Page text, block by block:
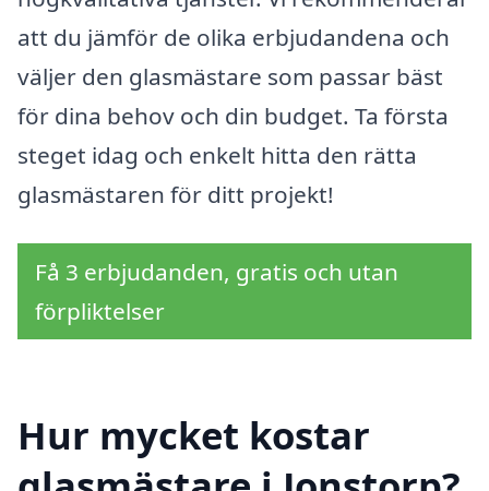
att du jämför de olika erbjudandena och
väljer den glasmästare som passar bäst
för dina behov och din budget. Ta första
steget idag och enkelt hitta den rätta
glasmästaren för ditt projekt!
Få 3 erbjudanden, gratis och utan
förpliktelser
Hur mycket kostar